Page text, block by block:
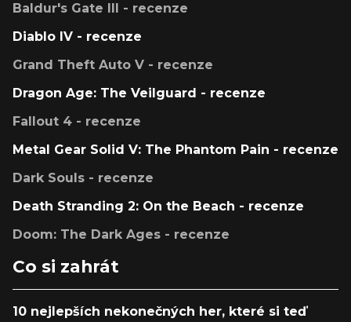
Baldur's Gate III - recenze
Diablo IV - recenze
Grand Theft Auto V - recenze
Dragon Age: The Veilguard - recenze
Fallout 4 - recenze
Metal Gear Solid V: The Phantom Pain - recenze
Dark Souls - recenze
Death Stranding 2: On the Beach - recenze
Doom: The Dark Ages - recenze
Co si zahrát
10 nejlepších nekonečných her, které si teď